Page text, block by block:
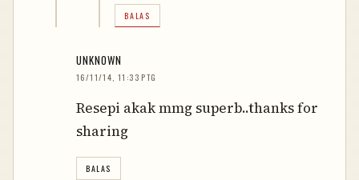
BALAS
UNKNOWN
16/11/14, 11:33 PTG
Resepi akak mmg superb..thanks for
sharing
BALAS